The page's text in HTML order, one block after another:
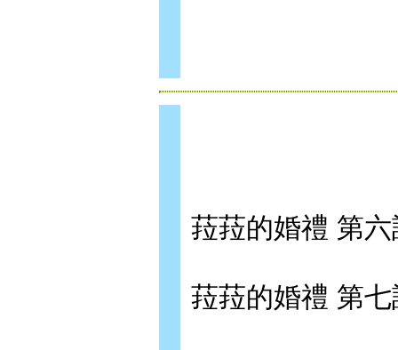
菈菈的婚禮 第六
菈菈的婚禮 第七